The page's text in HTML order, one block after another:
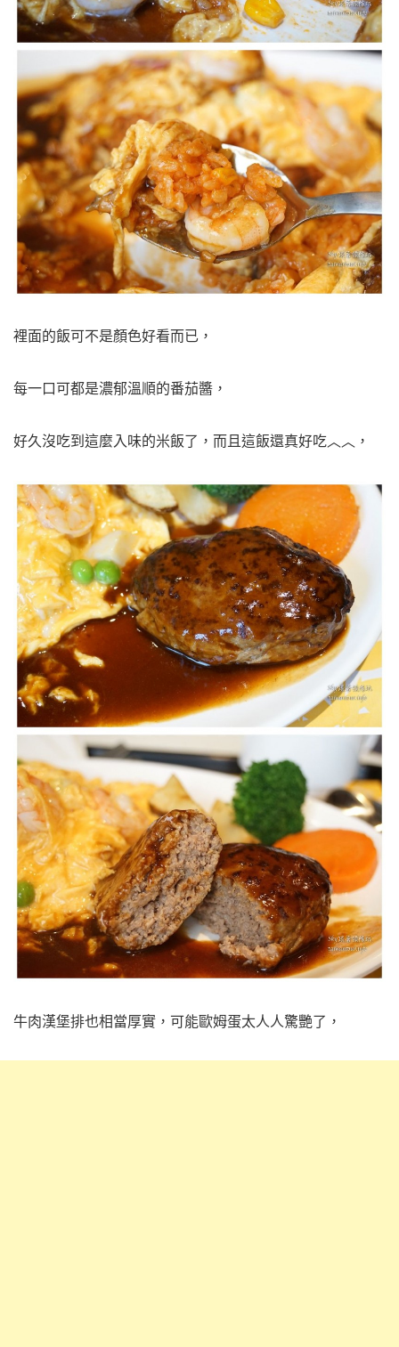
裡面的飯可不是顏色好看而已，
每一口可都是濃郁溫順的番茄醬，
好久沒吃到這麼入味的米飯了，而且這飯還真好吃︿︿，
牛肉漢堡排也相當厚實，可能歐姆蛋太人人驚艷了，